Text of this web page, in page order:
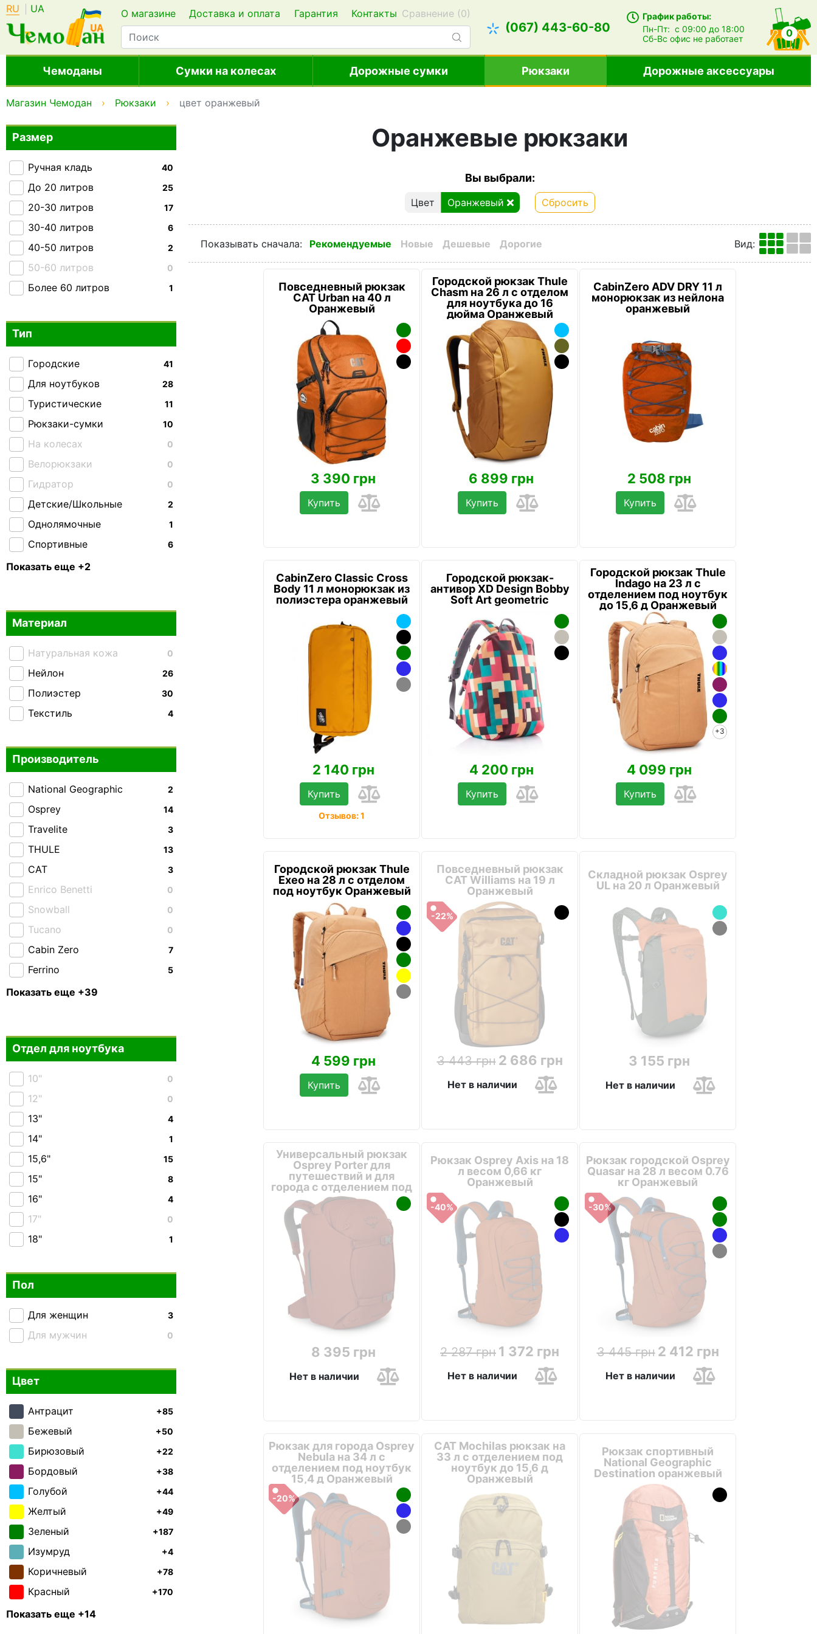
RU UA О магазине Доставка и оплата Гарантия Контакты Сравнение (0)
(067) 443-60-80
График работы:
Пн-Пт:с 09:00 до 18:00
Сб-Всофис не работает 0
Чемоданы Сумки на колесах Дорожные сумки Рюкзаки Дорожные аксессуары
Магазин Чемодан Рюкзаки цвет оранжевый
Оранжевые рюкзаки
Вы выбрали:
Цвет Оранжевый Сбросить
Показывать сначала: Рекомендуемые Новые Дешевые Дорогие Вид:
Повседневный рюкзак
CAT Urban на 40 л
Оранжевый
3 390 грн
Купить
Городской рюкзак Thule
Chasm на 26 л с отделом
для ноутбука до 16
дюйма Оранжевый
6 899 грн
Купить
CabinZero ADV DRY 11 л
монорюкзак из нейлона
оранжевый
2 508 грн
Купить
CabinZero Classic Cross
Body 11 л монорюкзак из
полиэстера оранжевый
2 140 грн
Купить
Отзывов: 1
Городской рюкзак-
антивор XD Design Bobby
Soft Art geometric
4 200 грн
Купить
Городской рюкзак Thule
Indago на 23 л с
отделением под ноутбук
до 15,6 д Оранжевый
+3
4 099 грн
Купить
Городской рюкзак Thule
Exeo на 28 л с отделом
под ноутбук Оранжевый
4 599 грн
Купить
Повседневный рюкзак
CAT Williams на 19 л
Оранжевый
-22%
3 443 грн 2 686 грн
Нет в наличии
Складной рюкзак Osprey
UL на 20 л Оранжевый
3 155 грн
Нет в наличии
Универсальный рюкзак
Osprey Porter для
путешествий и для
города с отделением под
ноутбук Оранжевый
8 395 грн
Нет в наличии
Рюкзак Osprey Axis на 18
л весом 0,66 кг
Оранжевый
-40%
2 287 грн 1 372 грн
Нет в наличии
Рюкзак городской Osprey
Quasar на 28 л весом 0.76
кг Оранжевый
-30%
3 445 грн 2 412 грн
Нет в наличии
Рюкзак для города Osprey
Nebula на 34 л с
отделением под ноутбук
15,4 д Оранжевый
-20%
CAT Mochilas рюкзак на
33 л с отделением под
ноутбук до 15,6 д
Оранжевый
Рюкзак спортивный
National Geographic
Destination оранжевый
Размер
40
Ручная кладь
25
До 20 литров
17
20-30 литров
6
30-40 литров
2
40-50 литров
0
50-60 литров
1
Более 60 литров
Тип
41
Городские
28
Для ноутбуков
11
Туристические
10
Рюкзаки-сумки
0
На колесах
0
Велорюкзаки
0
Гидратор
2
Детские/Школьные
1
Однолямочные
6
Спортивные
Тактические
Показать еще +2
Материал
0
Натуральная кожа
26
Нейлон
30
Полиэстер
4
Текстиль
Производитель
2
National Geographic
14
Osprey
3
Travelite
13
THULE
3
CAT
0
Enrico Benetti
0
Snowball
0
Tucano
7
Cabin Zero
5
Ferrino
Highlander
Roncato
0
Acer
Bagland
0
Caribee
0
Carlton
0
Delsey
Discovery
0
Echolac
0
Ennio Perucci
0
Everki
0
Gabol
0
Lenovo
0
Lexon
0
Semi Line
0
Sumdex
0
Swissbrand
0
Tiding Bag
Vango
Показать еще +39
Отдел для ноутбука
0
10"
0
12"
4
13"
1
14"
15
15,6"
8
15"
4
16"
0
17"
1
18"
Пол
3
Для женщин
0
Для мужчин
Цвет
+85
Антрацит
+50
Бежевый
+22
Бирюзовый
+38
Бордовый
+44
Голубой
+49
Желтый
+187
Зеленый
+4
Изумруд
+78
Коричневый
+170
Красный
Лайм
Показать еще +14